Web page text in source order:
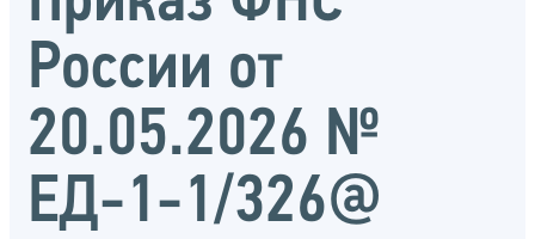
России от
20.05.2026 №
ЕД-1-1/326@